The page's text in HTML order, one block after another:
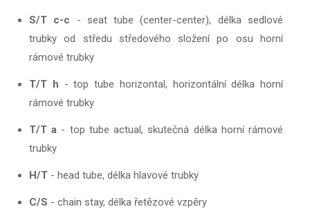
S/T c-c - seat tube (center-center), délka sedlové
trubky od středu středového složení po osu horní
rámové trubky
T/T h - top tube horizontal, horizontální délka horní
rámové trubky
T/T a - top tube actual, skutečná délka horní rámové
trubky
H/T - head tube, délka hlavové trubky
C/S - chain stay, délka řetězové vzpěry